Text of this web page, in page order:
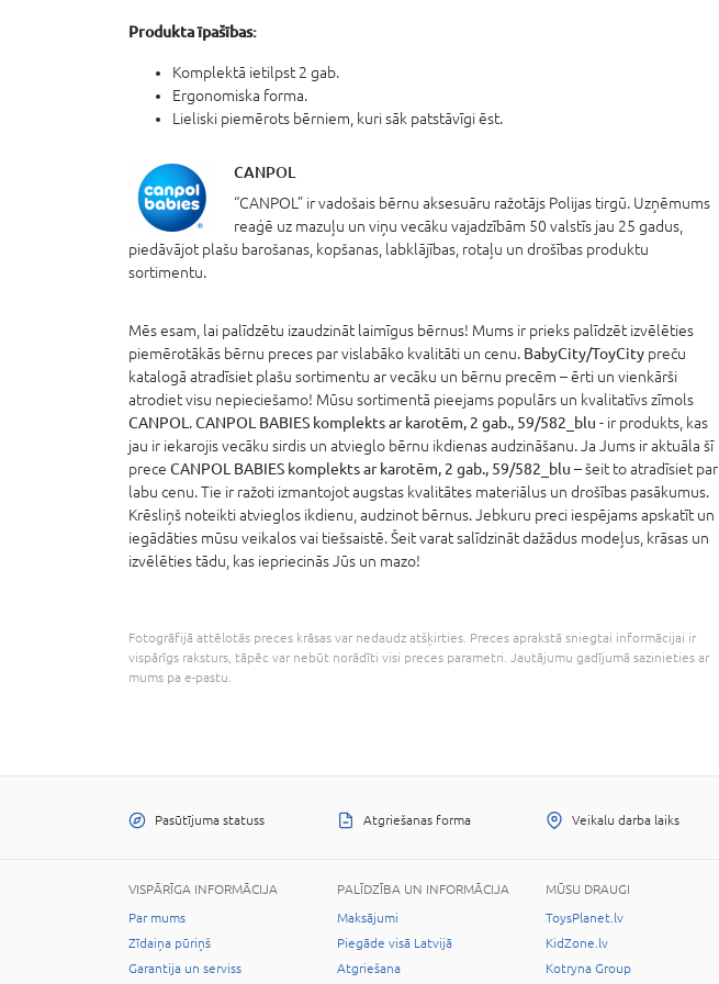
Produkta īpašības:
Komplektā ietilpst 2 gab.
Ergonomiska forma.
Lieliski piemērots bērniem, kuri sāk patstāvīgi ēst.
CANPOL
“CANPOL” ir vadošais bērnu aksesuāru ražotājs Polijas tirgū. Uzņēmums
reaģē uz mazuļu un viņu vecāku vajadzībām 50 valstīs jau 25 gadus,
piedāvājot plašu barošanas, kopšanas, labklājības, rotaļu un drošības produktu
sortimentu.
Mēs esam, lai palīdzētu izaudzināt laimīgus bērnus! Mums ir prieks palīdzēt izvēlēties
piemērotākās bērnu preces par vislabāko kvalitāti un cenu. BabyCity/ToyCity preču
katalogā atradīsiet plašu sortimentu ar vecāku un bērnu precēm – ērti un vienkārši
atrodiet visu nepieciešamo! Mūsu sortimentā pieejams populārs un kvalitatīvs zīmols
CANPOL .CANPOL BABIES komplekts ar karotēm, 2 gab., 59/582_blu - ir produkts, kas
jau ir iekarojis vecāku sirdis un atvieglo bērnu ikdienas audzināšanu. Ja Jums ir aktuāla šī
prece CANPOL BABIES komplekts ar karotēm, 2 gab., 59/582_blu – šeit to atradīsiet par
labu cenu. Tie ir ražoti izmantojot augstas kvalitātes materiālus un drošības pasākumus.
Krēsliņš noteikti atvieglos ikdienu, audzinot bērnus. Jebkuru preci iespējams apskatīt un
iegādāties mūsu veikalos vai tiešsaistē. Šeit varat salīdzināt dažādus modeļus, krāsas un
izvēlēties tādu, kas iepriecinās Jūs un mazo!
Fotogrāfijā attēlotās preces krāsas var nedaudz atšķirties. Preces aprakstā sniegtai informācijai ir
vispārīgs raksturs, tāpēc var nebūt norādīti visi preces parametri. Jautājumu gadījumā sazinieties ar
mums pa e-pastu.
Pasūtījuma statuss Atgriešanas forma Veikalu darba laiks
VISPĀRĪGA INFORMĀCIJA
Par mums
Zīdaiņa pūriņš
Garantija un serviss
PALĪDZĪBA UN INFORMĀCIJA
Maksājumi
Piegāde visā Latvijā
Atgriešana
MŪSU DRAUGI
ToysPlanet.lv
KidZone.lv
Kotryna Group